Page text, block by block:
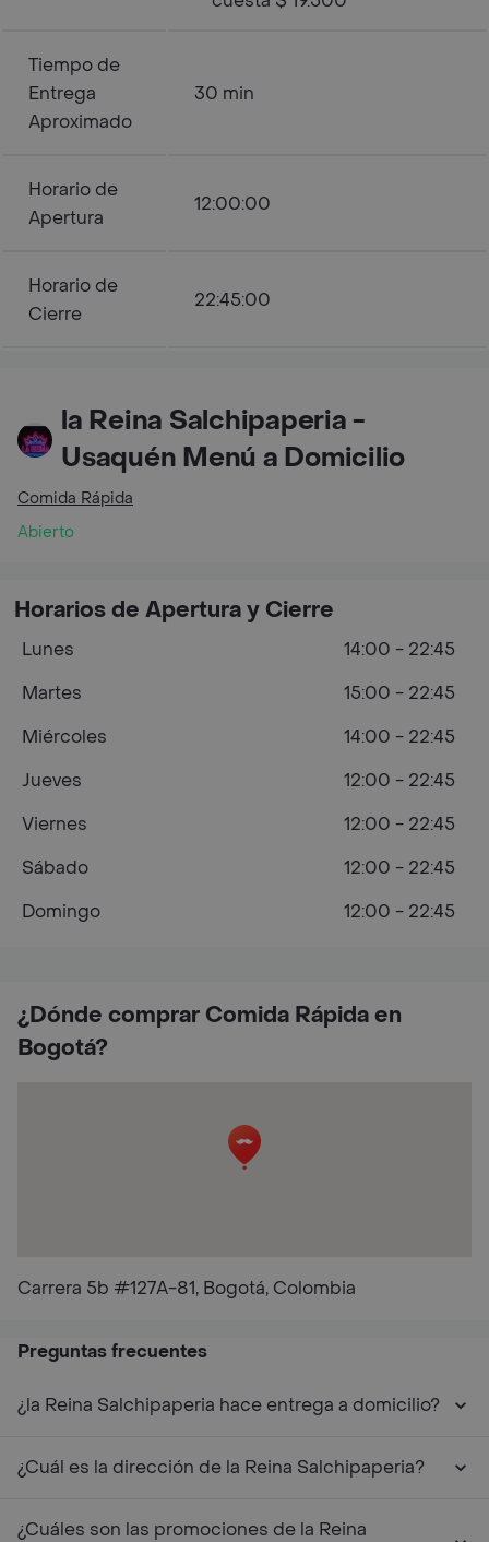
Tiempo de
Entrega
Aproximado
30 min
Horario de
Apertura
12:00:00
Horario de
Cierre
22:45:00
la Reina Salchipaperia -
Usaquén Menú a Domicilio
Comida Rápida
Abierto
¿Dónde comprar Comida Rápida en
Bogotá?
Carrera 5b #127A-81, Bogotá, Colombia
Horarios de Apertura y Cierre
Lunes
14:00 - 22:45
Martes
15:00 - 22:45
Miércoles
14:00 - 22:45
Jueves
12:00 - 22:45
Viernes
12:00 - 22:45
Sábado
12:00 - 22:45
Domingo
12:00 - 22:45
Preguntas frecuentes
¿la Reina Salchipaperia hace entrega a domicilio?
¿Cuál es la dirección de la Reina Salchipaperia?
¿Cuáles son las promociones de la Reina